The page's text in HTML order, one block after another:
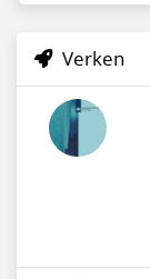
Verken